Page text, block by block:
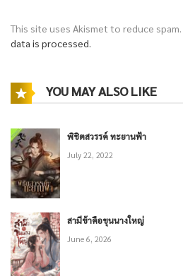
This site uses Akismet to reduce spam.
data is processed.
YOU MAY ALSO LIKE
พิชิตสวรรค์ ทะยานฟ้า
July 22, 2022
สามีข้าคือขุนนางใหญ่
June 6, 2026